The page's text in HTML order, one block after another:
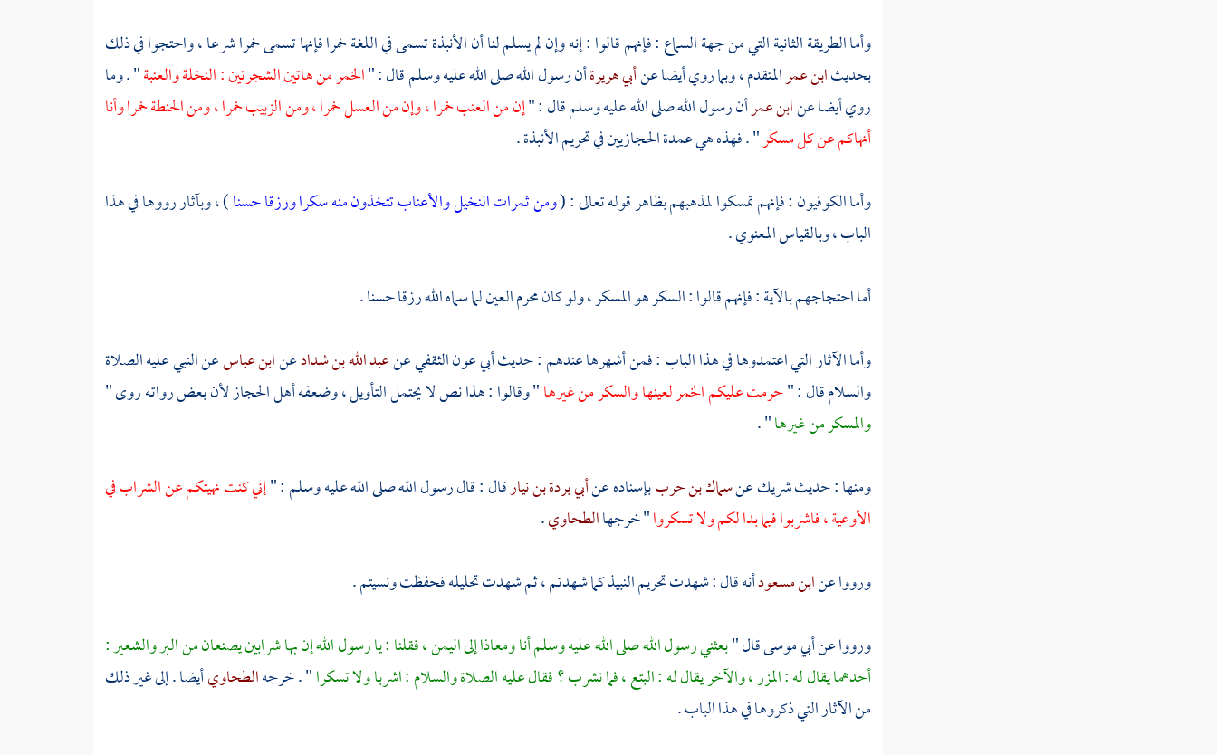
وأما الطريقة الثانية التي من جهة السماع : فإنهم قالوا : إنه وإن لم يسلم لنا أن الأنبذة تسمى في اللغة خمرا فإنها تسمى خمرا شرعا ، واحتجوا في ذلك
بحديثابن عمرالمتقدم ، وبما روي أيضا عنأبي هريرةأن رسول الله صلى الله عليه وسلم قال : "الخمر من هاتين الشجرتين : النخلة والعنبة" . وما
روي أيضا عنابن عمرأن رسول الله صلى الله عليه وسلم قال : "إن من العنب خمرا ، وإن من العسل خمرا ، ومن الزبيب خمرا ، ومن الحنطة خمرا وأنا
أنهاكم عن كل مسكر" . فهذه هي عمدة الحجازيين في تحريم الأنبذة .
وأما الكوفيون : فإنهم تمسكوا لمذهبهم بظاهر قوله تعالى : (ومن ثمرات النخيل والأعناب تتخذون منه سكرا ورزقا حسنا) ، وبآثار رووها في هذا
الباب ، وبالقياس المعنوي .
أما احتجاجهم بالآية : فإنهم قالوا : السكر هو المسكر ، ولو كان محرم العين لما سماه الله رزقا حسنا .
وأما الآثار التي اعتمدوها في هذا الباب : فمن أشهرها عندهم : حديثأبي عون الثقفيعنعبد الله بن شدادعنابن عباسعن النبي عليه الصلاة
والسلام قال : "حرمت عليكم الخمر لعينها والسكر من غيرها" وقالوا : هذا نص لا يحتمل التأويل ، وضعفهأهل الحجازلأن بعض رواته روى "
والمسكر من غيرها" .
ومنها : حديثشريكعنسماك بن حرببإسناده عنأبي بردة بن نيارقال : قال رسول الله صلى الله عليه وسلم : "إني كنت نهيتكم عن الشراب في
الأوعية ، فاشربوا فيما بدا لكم ولا تسكروا" خرجهاالطحاوي.
ورووا عنابن مسعودأنه قال : شهدت تحريم النبيذ كما شهدتم ، ثم شهدت تحليله فحفظت ونسيتم .
ورووا عنأبي موسىقال "بعثني رسول الله صلى الله عليه وسلم أناومعاذاإلىاليمن، فقلنا : يا رسول الله إن بها شرابين يصنعان من البر والشعير :
أحدهما يقال له : المزر ، والآخر يقال له : البتع ، فما نشرب ؟ فقال عليه الصلاة والسلام : اشربا ولا تسكرا" . خرجهالطحاويأيضا . إلى غير ذلك
من الآثار التي ذكروها في هذا الباب .